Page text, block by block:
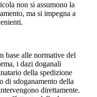
non si assumono la
ma si impegna a
base alle normative del
i dazi doganali
della spedizione
di sdoganamento della
direttamente.